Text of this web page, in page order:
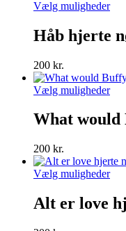
Vælg muligheder
kan
Håb hjerte
200 kr.
Vælg muligheder
har
kan
What would
200 kr.
Vælg muligheder
har
Alt er love